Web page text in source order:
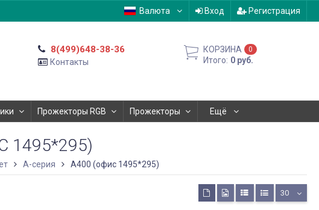
Валюта Вход Регистрация
8(499)648-38-36
Контакты
КОРЗИНА 0
Итого: 0 руб.
Прожекторы RGB Прожекторы Ещё
1495*295)
A-серия А400 (офис 1495*295)
30